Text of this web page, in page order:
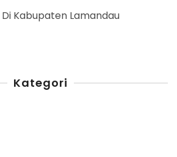
Kabupaten Lamandau
Kategori